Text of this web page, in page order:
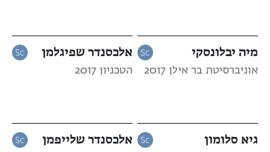
מיה יבלונסקי
אוניברסיטת בר אילן 2017
אלכסנדר שפיגלמן
הטכניון 2017
גיא סלומון אלכסנדר שלייפמן